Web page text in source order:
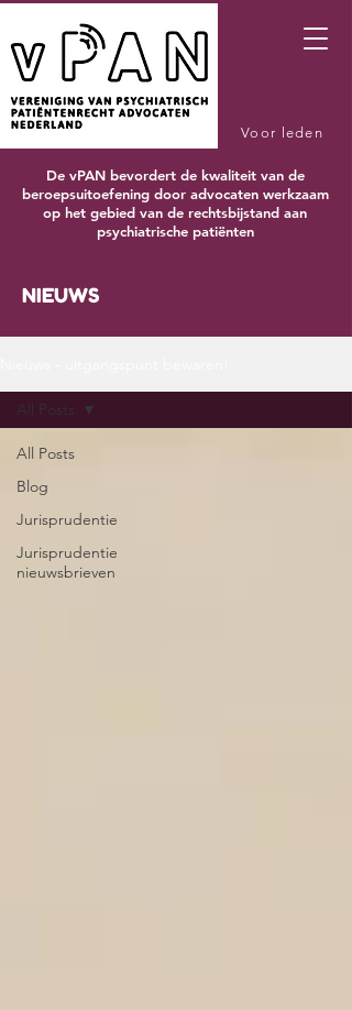
De vPAN bevordert de kwaliteit van de
beroepsuitoefening door advocaten werkzaam
op het gebied van de rechtsbijstand aan
psychiatrische patiënten
Voor leden
NIEUWS
All Posts
Blog
Jurisprudentie
Jurisprudentie
nieuwsbrieven
All Posts